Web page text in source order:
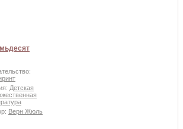
Детская
Верн Жюль